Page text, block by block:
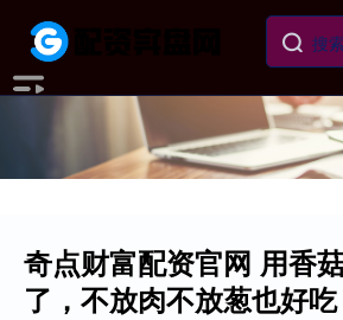
奇点财富配资官网 用香
了，不放肉不放葱也好吃